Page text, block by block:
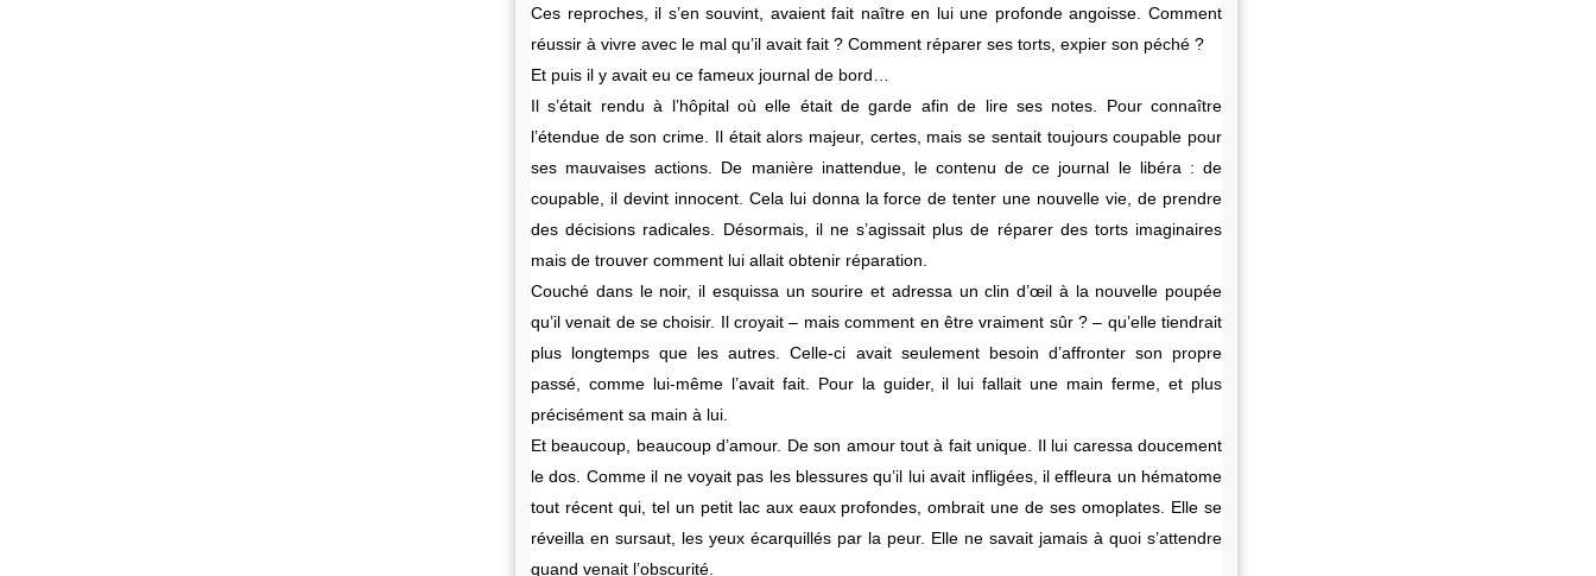
Ces reproches, il s’en souvint, avaient fait naître en lui une profonde angoisse. Comment
réussir à vivre avec le mal qu’il avait fait ? Comment réparer ses torts, expier son péché ?
Et puis il y avait eu ce fameux journal de bord…
Il s’était rendu à l’hôpital où elle était de garde afin de lire ses notes. Pour connaître
l’étendue de son crime. Il était alors majeur, certes, mais se sentait toujours coupable pour
ses mauvaises actions. De manière inattendue, le contenu de ce journal le libéra : de
coupable, il devint innocent. Cela lui donna la force de tenter une nouvelle vie, de prendre
des décisions radicales. Désormais, il ne s’agissait plus de réparer des torts imaginaires
mais de trouver comment lui allait obtenir réparation.
Couché dans le noir, il esquissa un sourire et adressa un clin d’œil à la nouvelle poupée
qu’il venait de se choisir. Il croyait – mais comment en être vraiment sûr ? – qu’elle tiendrait
plus longtemps que les autres. Celle-ci avait seulement besoin d’affronter son propre
passé, comme lui-même l’avait fait. Pour la guider, il lui fallait une main ferme, et plus
précisément sa main à lui.
Et beaucoup, beaucoup d’amour. De son amour tout à fait unique. Il lui caressa doucement
le dos. Comme il ne voyait pas les blessures qu’il lui avait infligées, il effleura un hématome
tout récent qui, tel un petit lac aux eaux profondes, ombrait une deses omoplates. Elle se
réveilla en sursaut, les yeux écarquillés par la peur. Elle ne savait jamais à quoi s’attendre
quand venait l’obscurité.